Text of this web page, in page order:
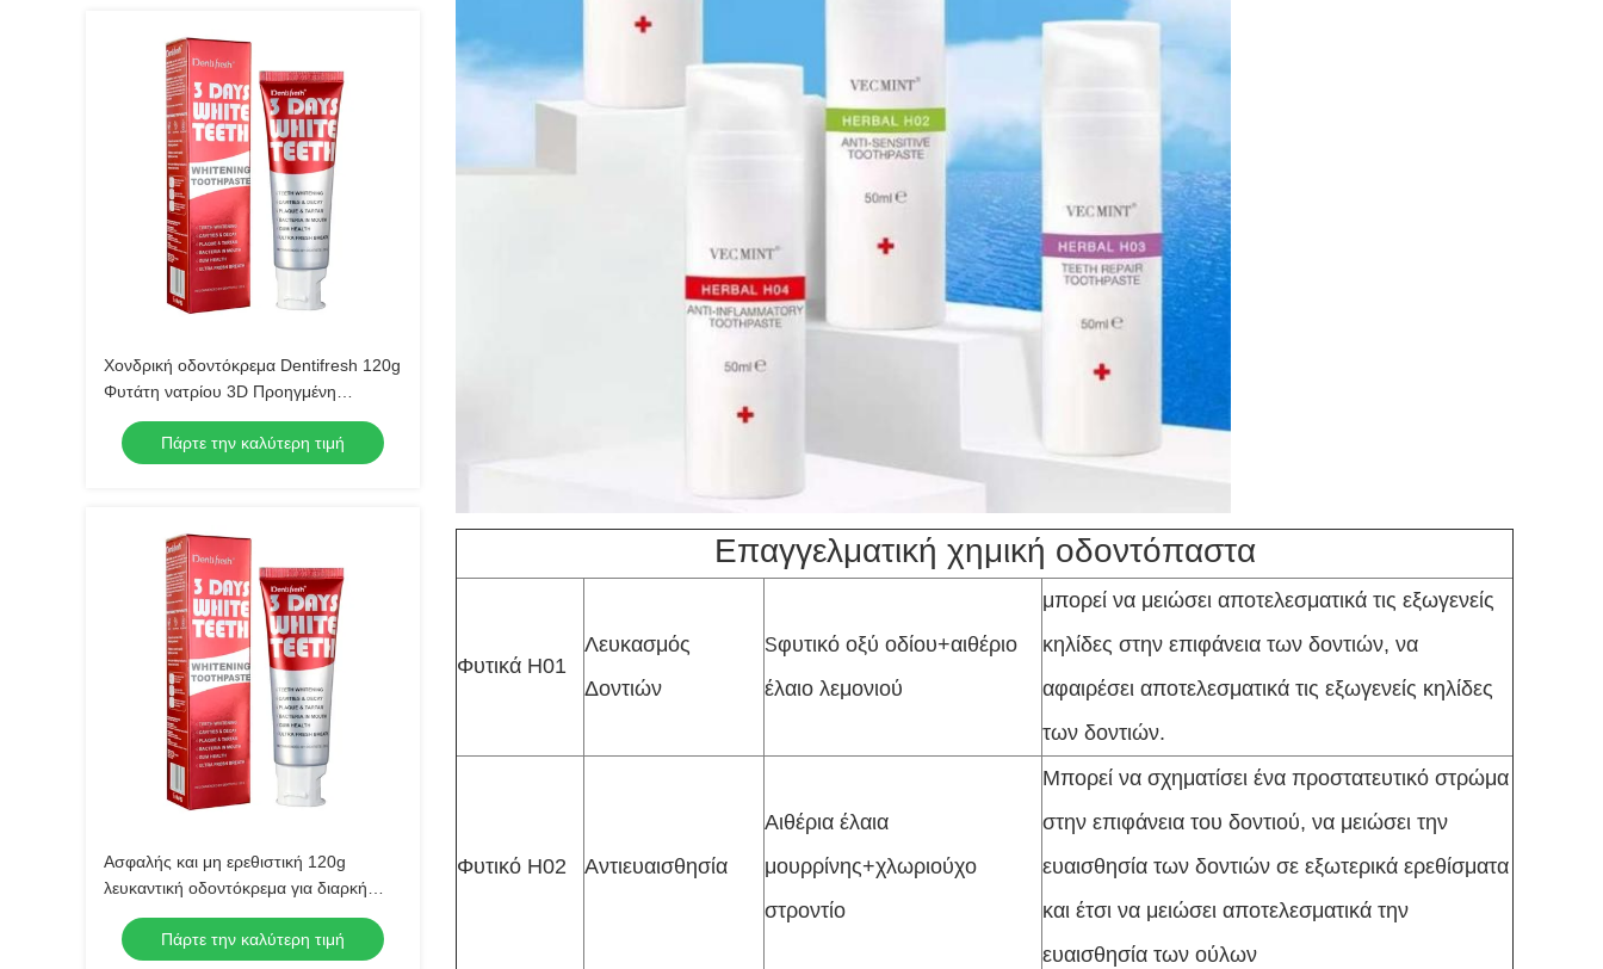
Χονδρική οδοντόκρεμα Dentifresh 120g
Φυτάτη νατρίου 3D Προηγμένη
Λευκαντική Τεχνολογία
Πάρτε την καλύτερη τιμή
Ασφαλής και μη ερεθιστική 120g
λευκαντική οδοντόκρεμα για διαρκή
οδοντική προστασία
Πάρτε την καλύτερη τιμή
Επαγγελματική χημική οδοντόπαστα
Φυτικά H01
Λευκασμός
Δοντιών
Sφυτικό οξύ οδίου+αιθέριο
έλαιο λεμονιού
μπορεί να μειώσει αποτελεσματικά τις εξωγενείς
κηλίδες στην επιφάνεια των δοντιών, να
αφαιρέσει αποτελεσματικά τις εξωγενείς κηλίδες
των δοντιών.
Φυτικό H02 Αντιευαισθησία
Αιθέρια έλαια
μουρρίνης+χλωριούχο
στροντίο
Μπορεί να σχηματίσει ένα προστατευτικό στρώμα
στην επιφάνεια του δοντιού, να μειώσει την
ευαισθησία των δοντιών σε εξωτερικά ερεθίσματα
και έτσι να μειώσει αποτελεσματικά την
ευαισθησία των ούλων